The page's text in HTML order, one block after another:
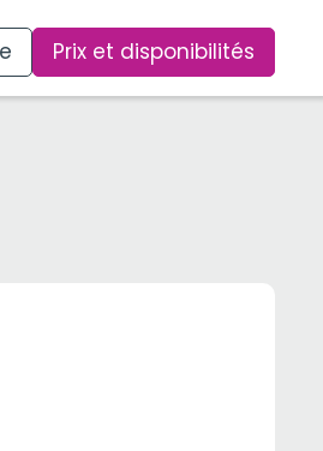
Prix et disponibilités